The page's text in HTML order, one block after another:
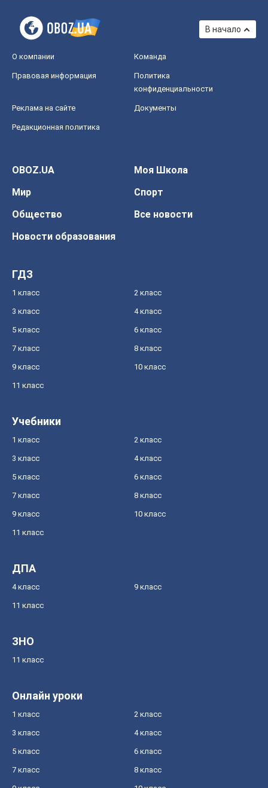
В начало
О компании Команда
Правовая информация
Политика
конфиденциальности
Реклама на сайте Документы
Редакционная политика
OBOZ.UA
Моя Школа
Мир
Спорт
Общество
Все новости
Новости образования
ГДЗ
1 класс 2 класс
3 класс 4 класс
5 класс 6 класс
7 класс 8 класс
9 класс 10 класс
11 класс
Учебники
1 класс 2 класс
3 класс 4 класс
5 класс 6 класс
7 класс 8 класс
9 класс 10 класс
11 класс
ДПА
4 класс 9 класс
11 класс
ЗНО
11 класс
Онлайн уроки
1 класс 2 класс
3 класс 4 класс
5 класс 6 класс
7 класс 8 класс